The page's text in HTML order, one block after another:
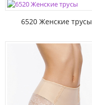
6520 Женские трусы